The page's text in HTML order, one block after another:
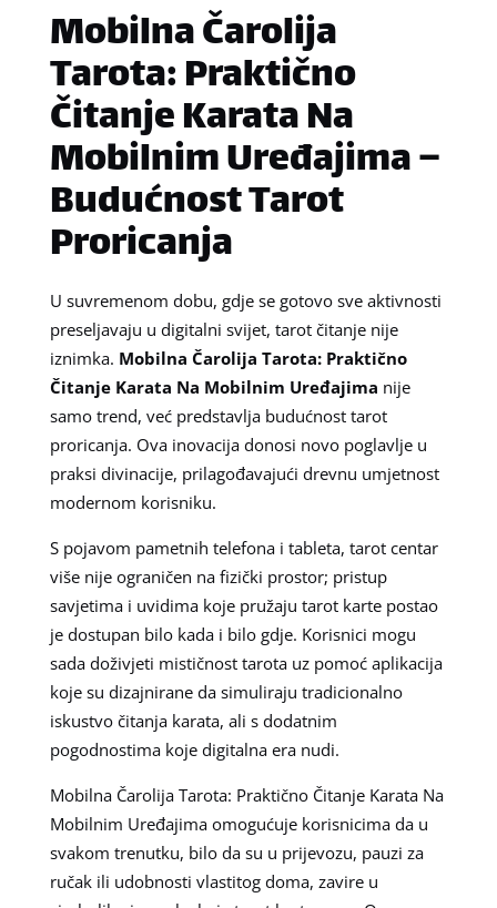
Mobilna Čarolija
Tarota: Praktično
Čitanje Karata Na
Mobilnim Uređajima –
Budućnost Tarot
Proricanja
U suvremenom dobu, gdje se gotovo sve aktivnosti
preseljavaju u digitalni svijet, tarot čitanje nije
iznimka. Mobilna Čarolija Tarota: Praktično
Čitanje Karata Na Mobilnim Uređajima nije
samo trend, već predstavlja budućnost tarot
proricanja. Ova inovacija donosi novo poglavlje u
praksi divinacije, prilagođavajući drevnu umjetnost
modernom korisniku.
S pojavom pametnih telefona i tableta, tarot centar
više nije ograničen na fizički prostor; pristup
savjetima i uvidima koje pružaju tarot karte postao
je dostupan bilo kada i bilo gdje. Korisnici mogu
sada doživjeti mističnost tarota uz pomoć aplikacija
koje su dizajnirane da simuliraju tradicionalno
iskustvo čitanja karata, ali s dodatnim
pogodnostima koje digitalna era nudi.
Mobilna Čarolija Tarota: Praktično Čitanje Karata Na
Mobilnim Uređajima omogućuje korisnicima da u
svakom trenutku, bilo da su u prijevozu, pauzi za
ručak ili udobnosti vlastitog doma, zavire u